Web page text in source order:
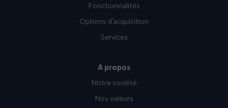
Fonctionnalités
Options d’acquisition
Services
A propos
Notre société
Nos valeurs